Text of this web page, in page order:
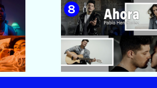
Lizzy Project - ¨Nothing
- Videoclip - Dirección:
Víctor Vinuesa (Vitiko)
🟡
Change -